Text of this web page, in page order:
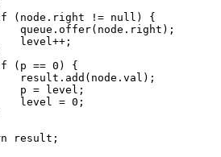
(node.right != null ) {
queue.offer(node.right);
level++;
(p == 0 ) {
result.add(node.val);
p = level;
level =
0 ;
result;